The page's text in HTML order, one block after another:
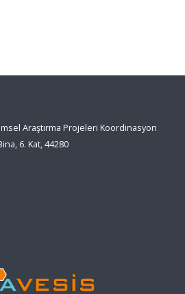
Araştırma Projeleri Koordinasyon
6. Kat, 44280